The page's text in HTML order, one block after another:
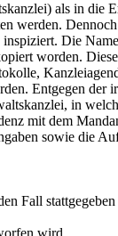
als in die
werden.
Die
worden.
Entgegen
in
mit dem
sowie die
Fall